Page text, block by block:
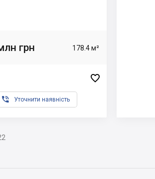
грн 178.4 м²

 Уточнити наявність